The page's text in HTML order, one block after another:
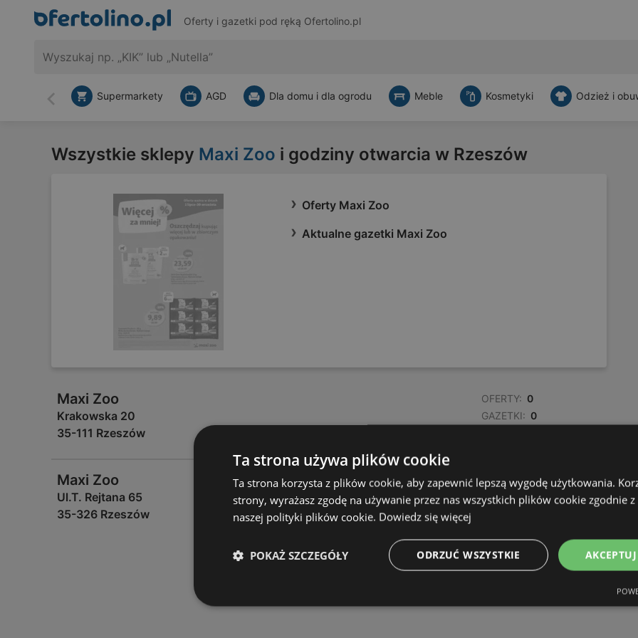
Oferty i gazetki pod ręką Ofertolino.pl
Wstecz
Supermarkety AGD Dla domu i dla ogrodu Meble Kosmetyki Odzież i
Wszystkie sklepy Maxi Zoo i godziny otwarcia w Rzeszów
Oferty Maxi Zoo
Aktualne gazetki Maxi Zoo
Maxi Zoo
Krakowska 20
35-111 Rzeszów
OFERTY: 0
GAZETKI: 0
Maxi Zoo
Ul.T. Rejtana 65
35-326 Rzeszów
OFERTY: 0
GAZETKI: 0
Ta strona używa plików cookie
Ta strona korzysta z plików cookie, aby zapewnić lepszą wygodę użytkowania.
strony, wyrażasz zgodę na używanie przez nas wszystkich plików cookie zgodnie
naszej polityki plików cookie. Dowiedz się więcej
ODRZUĆ WSZYSTKIE
POKAŻ SZCZEGÓŁY